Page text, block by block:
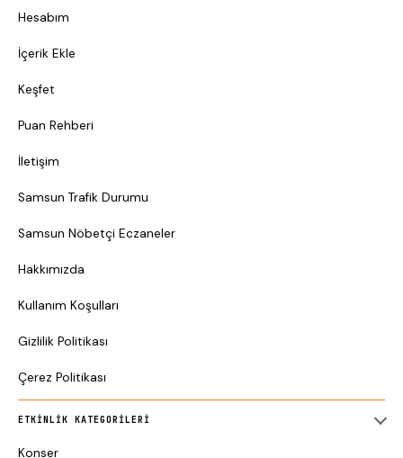
Hesabım
İçerik Ekle
Keşfet
Puan Rehberi
İletişim
Samsun Trafik Durumu
Samsun Nöbetçi Eczaneler
Hakkımızda
Kullanım Koşulları
Gizlilik Politikası
Çerez Politikası
ETKINLIK KATEGORILERI
Konser